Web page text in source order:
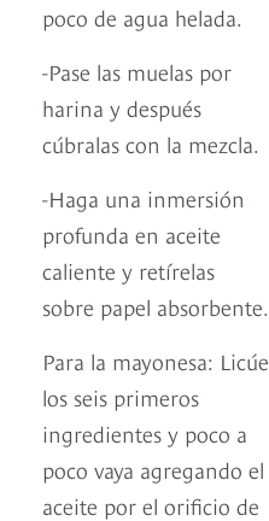
poco de agua helada.
-Pase las muelas por
harina y después
cúbralas con la mezcla.
-Haga una inmersión
profunda en aceite
caliente y retírelas
sobre papel absorbente.
Para la mayonesa: Licúe
los seis primeros
ingredientes y poco a
poco vaya agregando el
aceite por el orificio de